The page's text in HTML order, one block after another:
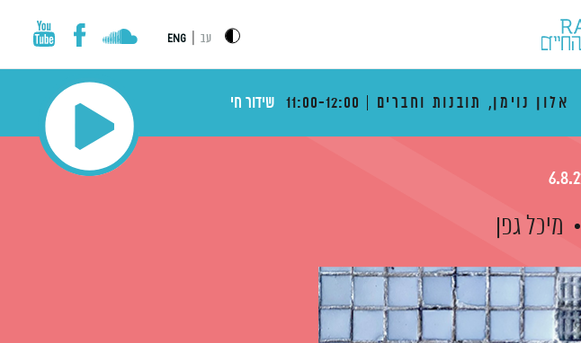
עב ENG
אלון נוימן, תובנות וחברים 11:00-12:00 שידור חי
מיכל גפן